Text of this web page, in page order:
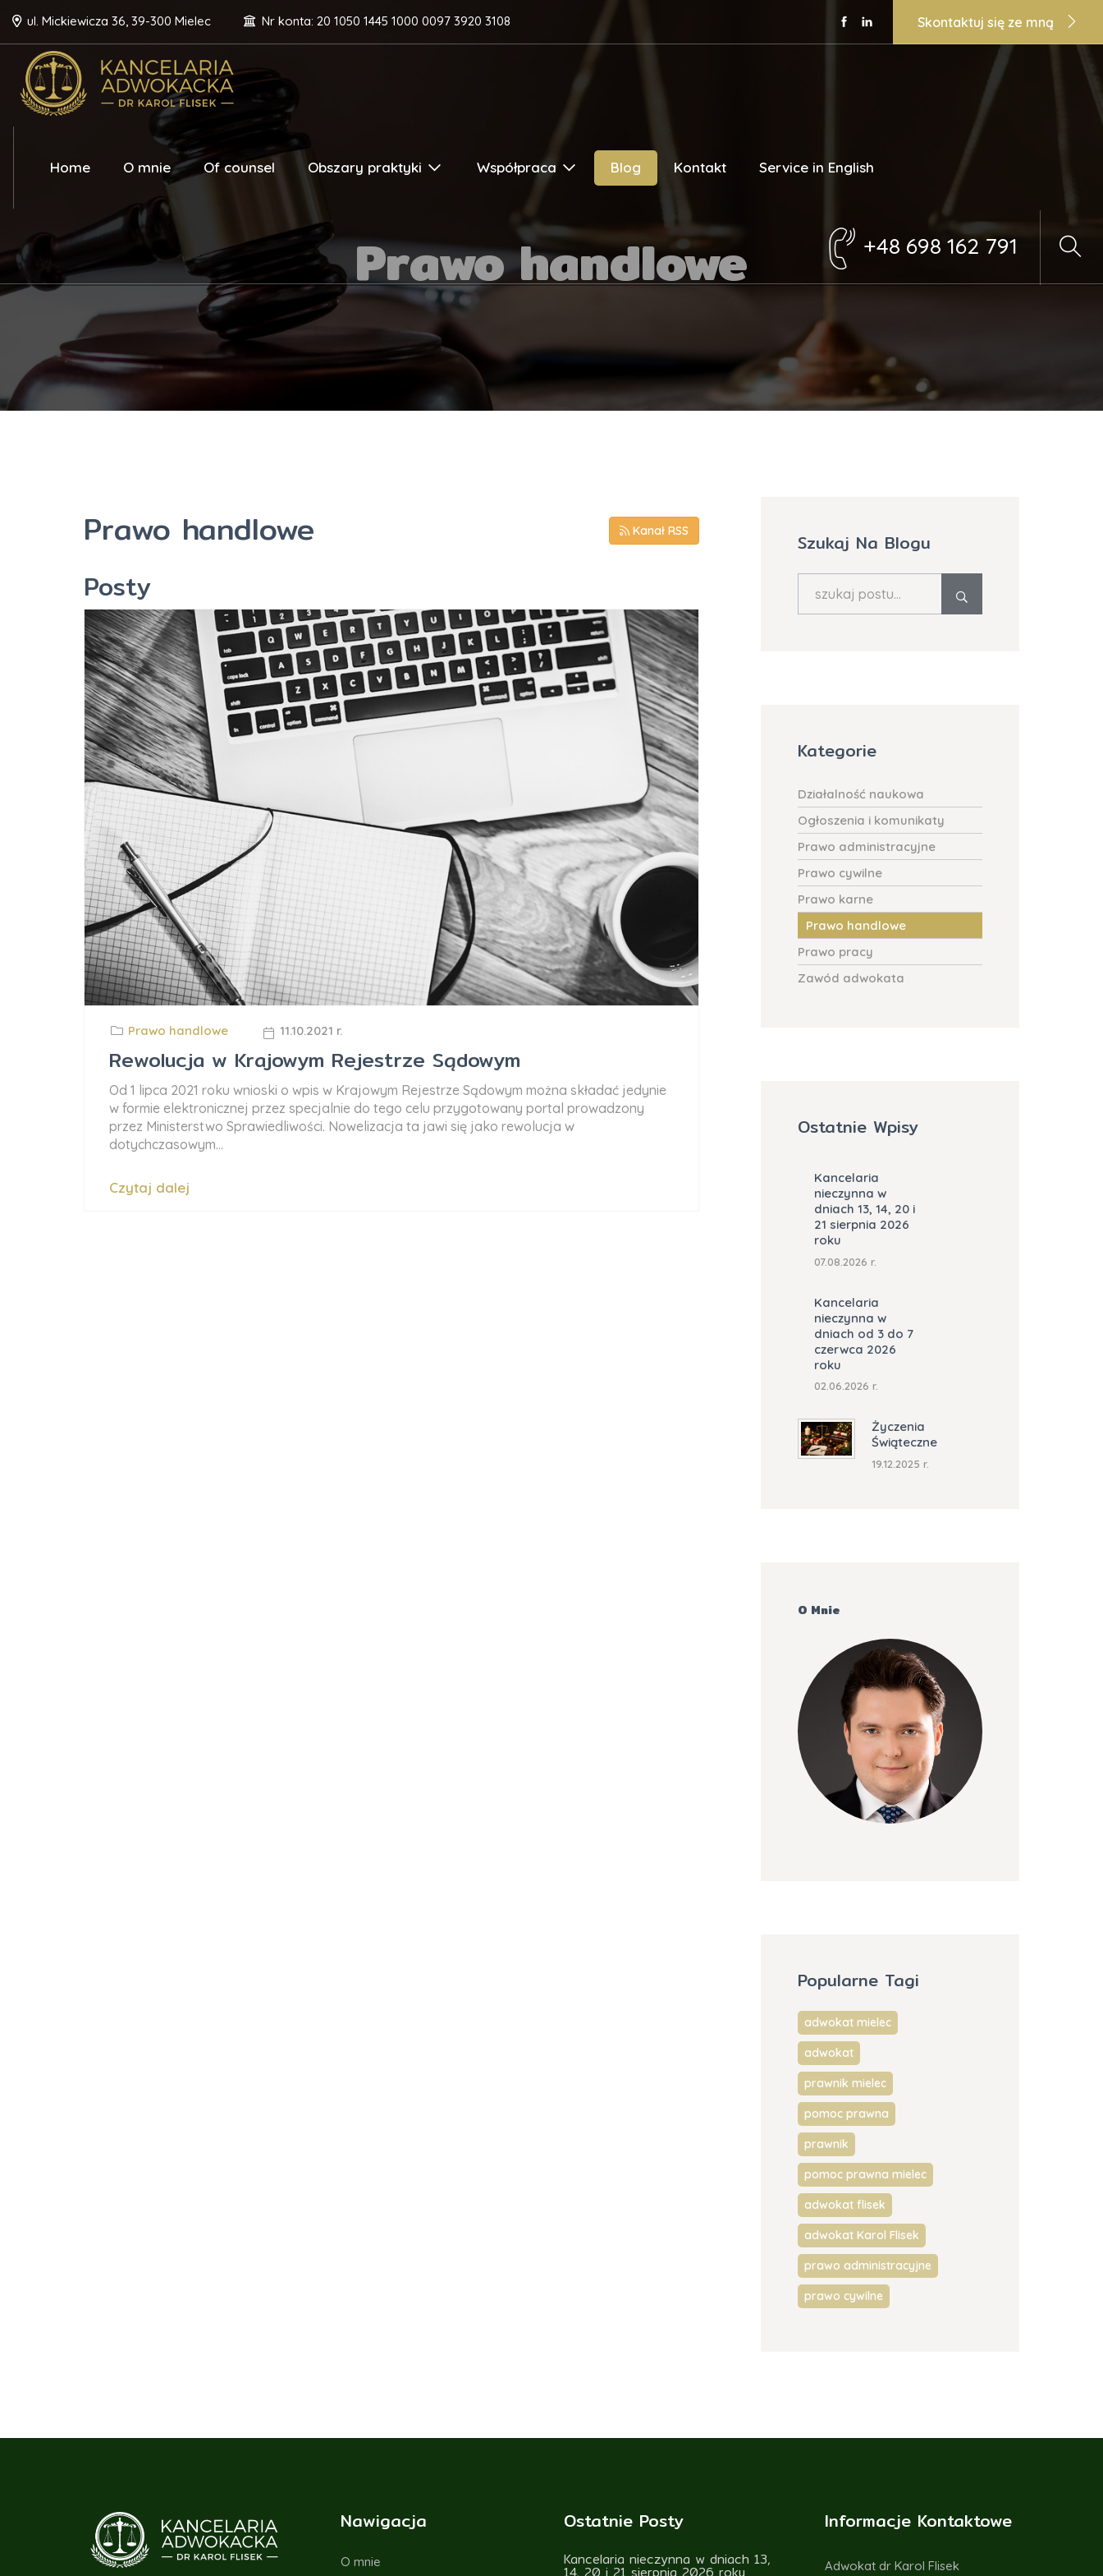
ul. Mickiewicza 36, 39-300 Mielec Nr konta: 20 1050 1445 1000 0097 3920 3108 Skontaktuj się ze mną
Home O mnie Of counsel Obszary praktyki Współpraca Blog Kontakt Service in English
+48 698 162 791
Prawo handlowe
Prawo handlowe Kanał RSS
Posty
Prawo handlowe 11.10.2021 r.
Rewolucja w Krajowym Rejestrze Sądowym
Od 1 lipca 2021 roku wnioski o wpis w Krajowym Rejestrze Sądowym można składać jedynie
w formie elektronicznej przez specjalnie do tego celu przygotowany portal prowadzony
przez Ministerstwo Sprawiedliwości. Nowelizacja ta jawi się jako rewolucja w
dotychczasowym...
Czytaj dalej
Szukaj Na Blogu
Kategorie
Działalność naukowa
Ogłoszenia i komunikaty
Prawo administracyjne
Prawo cywilne
Prawo karne
Prawo handlowe
Prawo pracy
Zawód adwokata
Ostatnie Wpisy
Kancelaria
nieczynna w
dniach 13, 14, 20 i
21 sierpnia 2026
roku
07.08.2026 r.
Kancelaria
nieczynna w
dniach od 3 do 7
czerwca 2026
roku
02.06.2026 r.
Życzenia
Świąteczne
19.12.2025 r.
O Mnie
Popularne Tagi
adwokat mielec
adwokat
prawnik mielec
pomoc prawna
prawnik
pomoc prawna mielec
adwokat flisek
adwokat Karol Flisek
prawo administracyjne
prawo cywilne
Nawigacja
O mnie
Ostatnie Posty
Kancelaria nieczynna w dniach 13,
14, 20 i 21 sierpnia 2026 roku
Informacje Kontaktowe
Adwokat dr Karol Flisek